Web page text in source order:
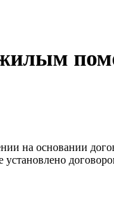
на основании
установлено